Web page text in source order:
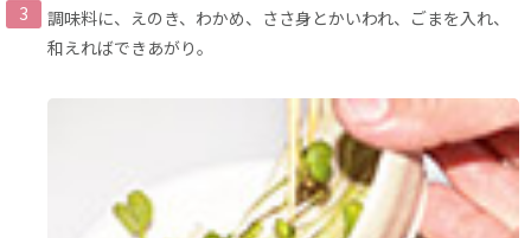
調味料に、えのき、わかめ、ささ身とかいわれ、ごまを入れ、
和えればできあがり。